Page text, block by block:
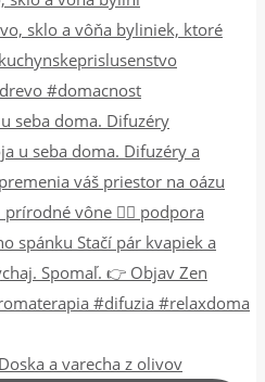
seba doma. Difuzéry
a varecha z olivov